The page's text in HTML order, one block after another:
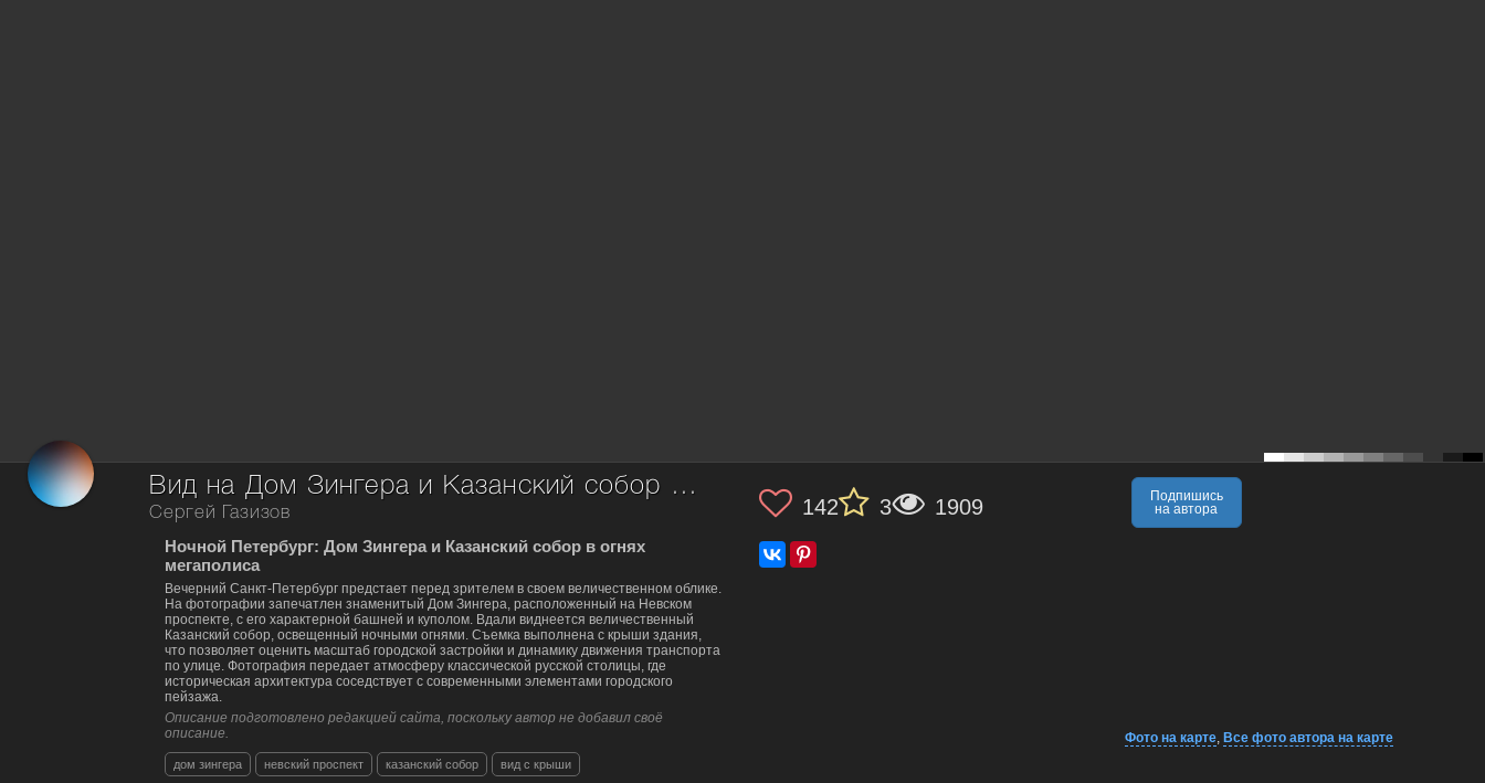
Вид на Дом Зингера и Казанский собор с крыши
Сергей Газизов
Ночной Петербург: Дом Зингера и Казанский собор в огнях
мегаполиса
Вечерний Санкт-Петербург предстает перед зрителем в своем величественном облике.
На фотографии запечатлен знаменитый Дом Зингера, расположенный на Невском
проспекте, с его характерной башней и куполом. Вдали виднеется величественный
Казанский собор, освещенный ночными огнями. Съемка выполнена с крыши здания,
что позволяет оценить масштаб городской застройки и динамику движения транспорта
по улице. Фотография передает атмосферу классической русской столицы, где
историческая архитектура соседствует с современными элементами городского
пейзажа.
Описание подготовлено редакцией сайта, поскольку автор не добавил своё
описание.
дом зингера невский проспект казанский собор вид с крыши
142 3 1909
Подпишись
на автора
Фото на карте, Все фото автора на карте